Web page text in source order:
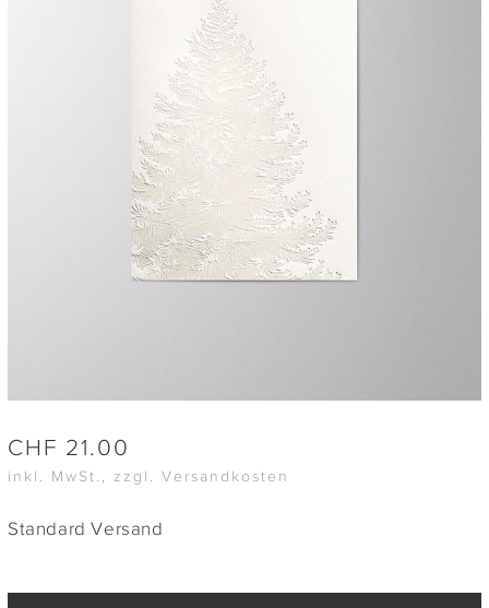
CHF 21.00
inkl. MwSt., zzgl. Versandkosten
Standard Versand